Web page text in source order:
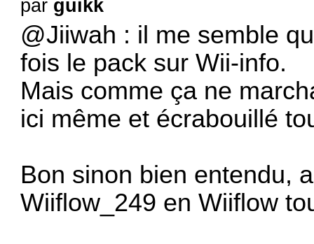
par guikk
@Jiiwah : il me semble
fois le pack sur Wii-info.
Mais comme ça ne
ici même et écrabouillé
Bon sinon bien entendu,
Wiiflow_249 en Wiiflow